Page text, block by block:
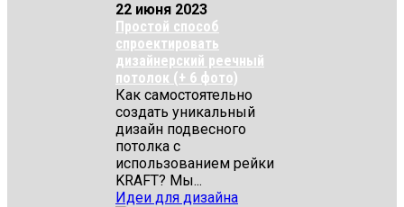
22 июня 2023
Простой способ
спроектировать
дизайнерский реечный
потолок (+ 6 фото)
Как самостоятельно
создать уникальный
дизайн подвесного
потолка с
использованием рейки
KRAFT? Мы...
Идеи для дизайна